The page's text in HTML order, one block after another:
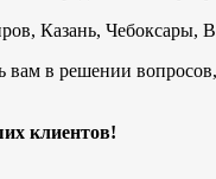
Казань, Чебоксары,
в решении
клиентов!​